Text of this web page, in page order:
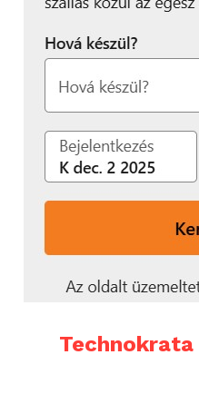
Technokrata